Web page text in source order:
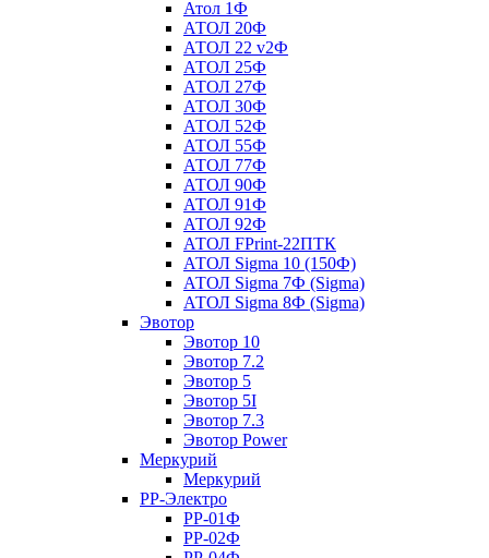
Атол 1Ф
АТОЛ 20Ф
АТОЛ 22 v2Ф
АТОЛ 25Ф
АТОЛ 27Ф
АТОЛ 30Ф
АТОЛ 52Ф
АТОЛ 55Ф
АТОЛ 77Ф
АТОЛ 90Ф
АТОЛ 91Ф
АТОЛ 92Ф
АТОЛ FPrint-22ПТК
АТОЛ Sigma 10 (150Ф)
АТОЛ Sigma 7Ф (Sigma)
АТОЛ Sigma 8Ф (Sigma)
Эвотор
Эвотор 10
Эвотор 7.2
Эвотор 5
Эвотор 5I
Эвотор 7.3
Эвотор Power
Меркурий
Меркурий
РР-Электро
РР-01Ф
РР-02Ф